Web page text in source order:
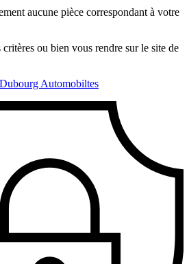
aucune pièce correspondant à votre
ou bien vous rendre sur le site de
Automobiltes